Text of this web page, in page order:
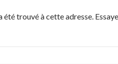
été trouvé à cette adresse.